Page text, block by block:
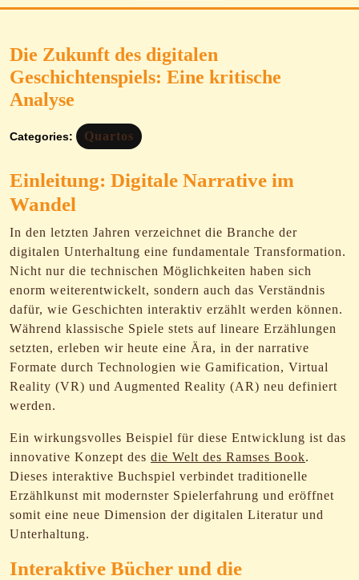
Die Zukunft des digitalen
Geschichtenspiels: Eine kritische
Analyse
Categories: Quartos
Einleitung: Digitale Narrative im
Wandel
In den letzten Jahren verzeichnet die Branche der
digitalen Unterhaltung eine fundamentale Transformation.
Nicht nur die technischen Möglichkeiten haben sich
enorm weiterentwickelt, sondern auch das Verständnis
dafür, wie Geschichten interaktiv erzählt werden können.
Während klassische Spiele stets auf lineare Erzählungen
setzten, erleben wir heute eine Ära, in der narrative
Formate durch Technologien wie Gamification, Virtual
Reality (VR) und Augmented Reality (AR) neu definiert
werden.
Ein wirkungsvolles Beispiel für diese Entwicklung ist das
innovative Konzept des die Welt des Ramses Book.
Dieses interaktive Buchspiel verbindet traditionelle
Erzählkunst mit modernster Spielerfahrung und eröffnet
somit eine neue Dimension der digitalen Literatur und
Unterhaltung.
Interaktive Bücher und die